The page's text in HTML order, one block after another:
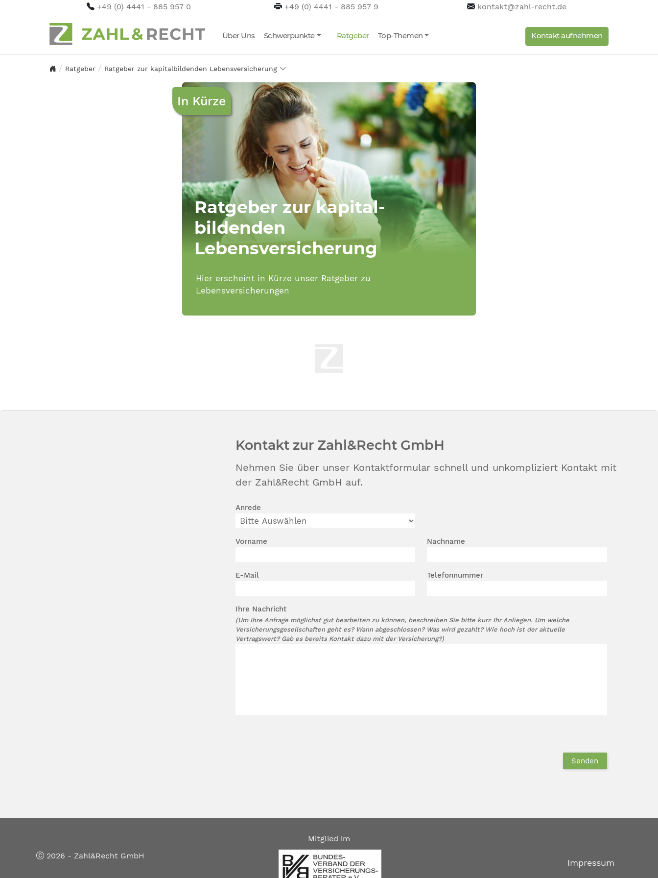
+49 (0) 4441 - 885 957 0 +49 (0) 4441 - 885 957 9 kontakt@zahl-recht.de
Über Uns Schwerpunkte Ratgeber Top-Themen Kontakt aufnehmen
Ratgeber Ratgeber zur kapitalbildenden Lebensversicherung
In Kürze
Ratgeber zur kapital-
bildenden
Lebensversicherung
Hier erscheint in Kürze unser Ratgeber zu
Lebensversicherungen
Kontakt zur Zahl&Recht GmbH
Nehmen Sie über unser Kontaktformular schnell und unkompliziert Kontakt mit
der Zahl&Recht GmbH auf.
Anrede
Vorname Nachname
E-Mail Telefonnummer
Ihre Nachricht
(Um Ihre Anfrage möglichst gut bearbeiten zu können, beschreiben Sie bitte kurz Ihr Anliegen. Um welche
Versicherungsgesellschaften geht es? Wann abgeschlossen? Was wird gezahlt? Wie hoch ist der aktuelle
Vertragswert? Gab es bereits Kontakt dazu mit der Versicherung?)
2026 - Zahl&Recht GmbH
Mitglied im
Impressum